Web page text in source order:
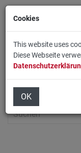
Home
Cookies
This website uses
Diese Webseite
OK